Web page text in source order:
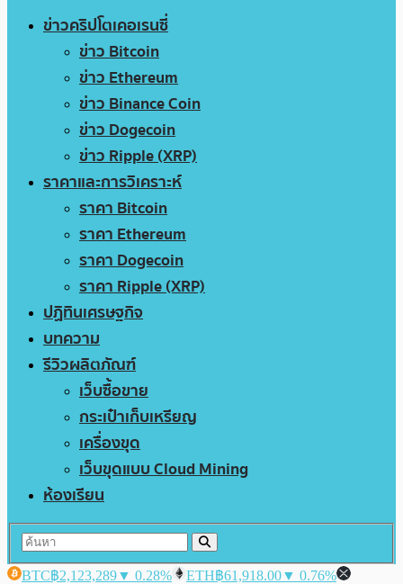
ข่าวคริปโตเคอเรนซี่
ข่าว Bitcoin
ข่าว Ethereum
ข่าว Binance Coin
ข่าว Dogecoin
ข่าว Ripple (XRP)
ราคาและการวิเคราะห์
ราคา Bitcoin
ราคา Ethereum
ราคา Dogecoin
ราคา Ripple (XRP)
ปฏิทินเศรษฐกิจ
บทความ
รีวิวผลิตภัณฑ์
เว็บซื้อขาย
กระเป๋าเก็บเหรียญ
เครื่องขุด
เว็บขุดแบบ Cloud Mining
ห้องเรียน
BTC฿2,123,289▼ 0.28% ETH฿61,918.00▼ 0.76%